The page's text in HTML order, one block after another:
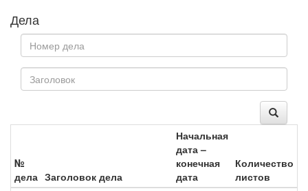
Дела
№
дела Заголовок дела
Начальная
дата –
конечная
дата
Количество
листов